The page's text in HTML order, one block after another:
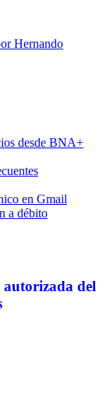
Hernando
desde BNA+
en Gmail
a débito
autorizada del